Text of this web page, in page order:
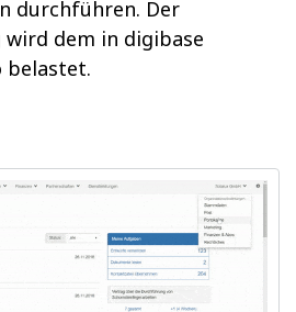
durchführen. Der
dem in digibase
belastet.